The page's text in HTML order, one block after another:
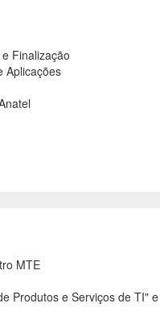
Finalização
Aplicações
MTE
Produtos e Serviços de TI" e